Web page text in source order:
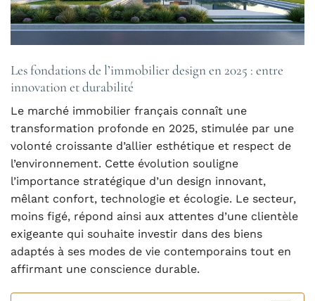
Les fondations de l’immobilier design en 2025 : entre
innovation et durabilité
Le marché immobilier français connaît une
transformation profonde en 2025, stimulée par une
volonté croissante d’allier esthétique et respect de
l’environnement. Cette évolution souligne
l’importance stratégique d’un design innovant,
mêlant confort, technologie et écologie. Le secteur,
moins figé, répond ainsi aux attentes d’une clientèle
exigeante qui souhaite investir dans des biens
adaptés à ses modes de vie contemporains tout en
affirmant une conscience durable.